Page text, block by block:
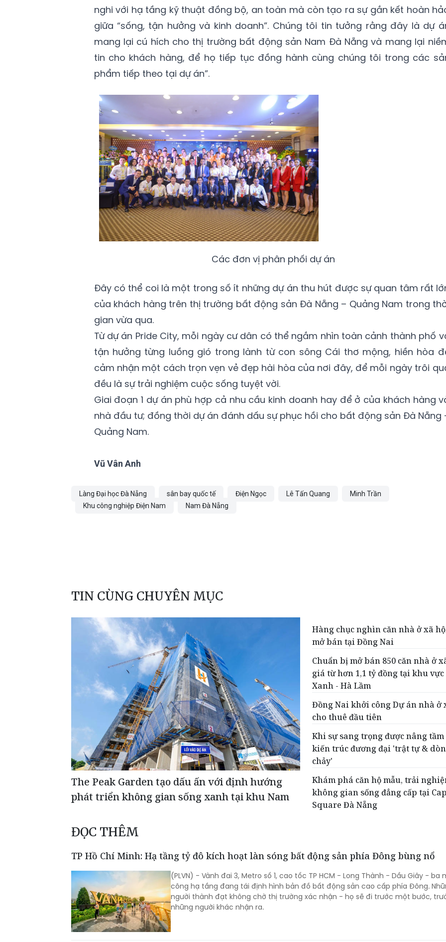
nghi với hạ tầng kỹ thuật đồng bộ, an toàn mà còn tạo ra sự gắn kết hoàn
giữa “sống, tận hưởng và kinh doanh”. Chúng tôi tin tưởng rằng đây là dự
mang lại cú hích cho thị trường bất động sản Nam Đà Nẵng và mang lại
tin cho khách hàng, để họ tiếp tục đồng hành cùng chúng tôi trong các
phẩm tiếp theo tại dự án”.
Các đơn vị phân phối dự án
Đây có thể coi là một trong số ít những dự án thu hút được sự quan tâm rất
của khách hàng trên thị trường bất động sản Đà Nẵng – Quảng Nam trong
gian vừa qua.
Từ dự án Pride City, mỗi ngày cư dân có thể ngắm nhìn toàn cảnh thành phố
tận hưởng từng luồng gió trong lành từ con sông Cái thơ mộng, hiền hòa
cảm nhận một cách trọn vẹn vẻ đẹp hài hòa của nơi đây, để mỗi ngày trôi
đều là sự trải nghiệm cuộc sống tuyệt vời.
Giai đoạn 1 dự án phù hợp cả nhu cầu kinh doanh hay để ở của khách hàng
nhà đầu tư; đồng thời dự án đánh dấu sự phục hồi cho bất động sản Đà Nẵng
Quảng Nam.
Vũ Vân Anh
Làng Đại học Đà Nẵng sân bay quốc tế Điện Ngọc Lê Tấn Quang
Minh Trần
Khu công nghiệp Điện Nam
Nam Đà Nẵng
TIN CÙNG CHUYÊN MỤC
The Peak Garden tạo dấu ấn với định hướng
phát triển không gian sống xanh tại khu Nam
Hàng chục nghìn căn nhà ở xã
mở bán tại Đồng Nai
Chuẩn bị mở bán 850 căn nhà ở
giá từ hơn 1,1 tỷ đồng tại khu vực
Xanh - Hà Lầm
Đồng Nai khởi công Dự án nhà ở
cho thuê đầu tiên
Khi sự sang trọng được nâng
kiến trúc đương đại 'trật tự &
chảy'
Khám phá căn hộ mẫu, trải
không gian sống đẳng cấp tại
Square Đà Nẵng
ĐỌC THÊM
TP Hồ Chí Minh: Hạ tầng tỷ đô kích hoạt làn sóng bất động sản phía Đông bùng nổ
(PLVN) - Vành đai 3, Metro số 1, cao tốc TP HCM - Long Thành - Dầu Giây - ba
công hạ tầng đang tái định hình bản đồ bất động sản cao cấp phía Đông.
người thành đạt không chờ thị trường xác nhận - họ sẽ đi trước một bước,
những người khác nhận ra.